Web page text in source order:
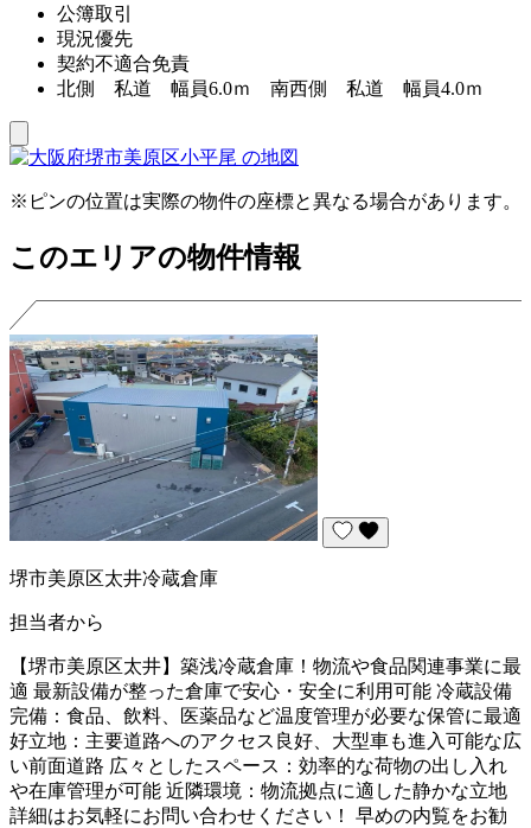
公簿取引
現況優先
契約不適合免責
北側 私道 幅員6.0ｍ 南西側 私道 幅員4.0ｍ
※ピンの位置は実際の物件の座標と異なる場合があります。
このエリアの物件情報
堺市美原区太井冷蔵倉庫
担当者から
【堺市美原区太井】築浅冷蔵倉庫！物流や食品関連事業に最
適 最新設備が整った倉庫で安心・安全に利用可能 冷蔵設備
完備：食品、飲料、医薬品など温度管理が必要な保管に最適
好立地：主要道路へのアクセス良好、大型車も進入可能な広
い前面道路 広々としたスペース：効率的な荷物の出し入れ
や在庫管理が可能 近隣環境：物流拠点に適した静かな立地
詳細はお気軽にお問い合わせください！ 早めの内覧をお勧